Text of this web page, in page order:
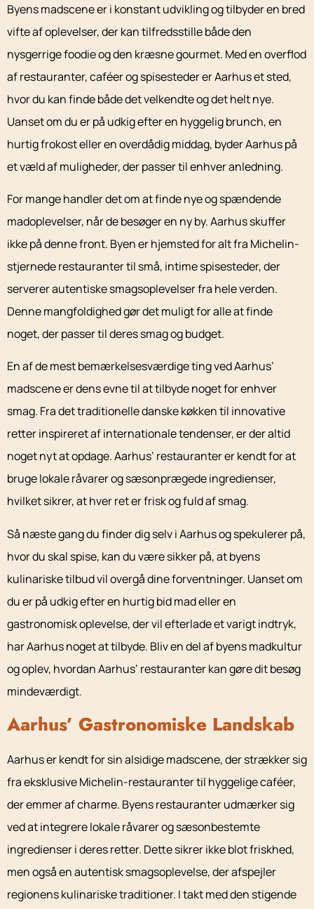
Byens madscene er i konstant udvikling og tilbyder en bred
vifte af oplevelser, der kan tilfredsstille både den
nysgerrige foodie og den kræsne gourmet. Med en overflod
af restauranter, caféer og spisesteder er Aarhus et sted,
hvor du kan finde både det velkendte og det helt nye.
Uanset om du er på udkig efter en hyggelig brunch, en
hurtig frokost eller en overdådig middag, byder Aarhus på
et væld af muligheder, der passer til enhver anledning.
For mange handler det om at finde nye og spændende
madoplevelser, når de besøger en ny by. Aarhus skuffer
ikke på denne front. Byen er hjemsted for alt fra Michelin-
stjernede restauranter til små, intime spisesteder, der
serverer autentiske smagsoplevelser fra hele verden.
Denne mangfoldighed gør det muligt for alle at finde
noget, der passer til deres smag og budget.
En af de mest bemærkelsesværdige ting ved Aarhus’
madscene er dens evne til at tilbyde noget for enhver
smag. Fra det traditionelle danske køkken til innovative
retter inspireret af internationale tendenser, er der altid
noget nyt at opdage. Aarhus’ restauranter er kendt for at
bruge lokale råvarer og sæsonprægede ingredienser,
hvilket sikrer, at hver ret er frisk og fuld af smag.
Så næste gang du finder dig selv i Aarhus og spekulerer på,
hvor du skal spise, kan du være sikker på, at byens
kulinariske tilbud vil overgå dine forventninger. Uanset om
du er på udkig efter en hurtig bid mad eller en
gastronomisk oplevelse, der vil efterlade et varigt indtryk,
har Aarhus noget at tilbyde. Bliv en del af byens madkultur
og oplev, hvordan Aarhus’ restauranter kan gøre dit besøg
mindeværdigt.
Aarhus’ Gastronomiske Landskab
Aarhus er kendt for sin alsidige madscene, der strækker sig
fra eksklusive Michelin-restauranter til hyggelige caféer,
der emmer af charme. Byens restauranter udmærker sig
ved at integrere lokale råvarer og sæsonbestemte
ingredienser i deres retter. Dette sikrer ikke blot friskhed,
men også en autentisk smagsoplevelse, der afspejler
regionens kulinariske traditioner. I takt med den stigende